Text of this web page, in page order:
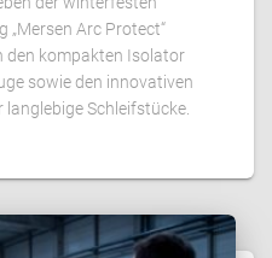
Arc Protect“
den kompakten Isolator
sowie den innovativen
langlebige Schleifstücke.